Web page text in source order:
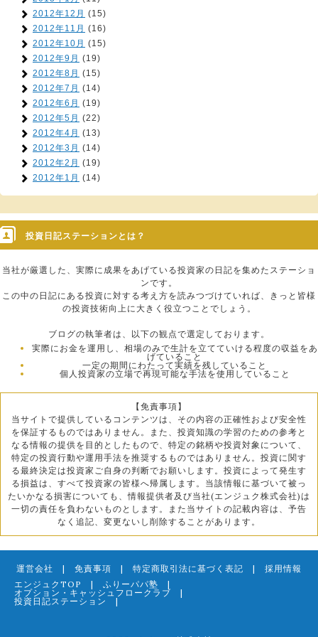
2012年12月 (15)
2012年11月 (16)
2012年10月 (15)
2012年9月 (19)
2012年8月 (15)
2012年7月 (14)
2012年6月 (19)
2012年5月 (22)
2012年4月 (13)
2012年3月 (14)
2012年2月 (19)
2012年1月 (14)
投資日記ステーションとは？
当社が厳選した、実際に成果をあげている投資家の日記を集めたステーショ
ンです。
この中の日記にある投資に対する考え方を読みつづけていれば、きっと皆様
の投資技術向上に大きく役立つことでしょう。
ブログの執筆者は、以下の観点で選定しております。
実際にお金を運用し、相場のみで生計を立てていける程度の収益をあ
げていること
一定の期間にわたって実績を残していること
個人投資家の立場で再現可能な手法を使用していること
【免責事項】
当サイトで提供しているコンテンツは、その内容の正確性および安全性
を保証するものではありません。また、投資知識の学習のための参考と
なる情報の提供を目的としたもので、特定の銘柄や投資対象について、
特定の投資行動や運用手法を推奨するものではありません。投資に関す
る最終決定は投資家ご自身の判断でお願いします。投資によって発生す
る損益は、すべて投資家の皆様へ帰属します。当該情報に基づいて被っ
たいかなる損害についても、情報提供者及び当社(エンジュク株式会社)は
一切の責任を負わないものとします。また当サイトの記載内容は、予告
なく追記、変更ないし削除することがあります。
運営会社 | 免責事項 | 特定商取引法に基づく表記 | 採用情報
エンジュクTOP
| ふりーパパ塾 |
オプション・キャッシュフロークラブ |
投資日記ステーション
|